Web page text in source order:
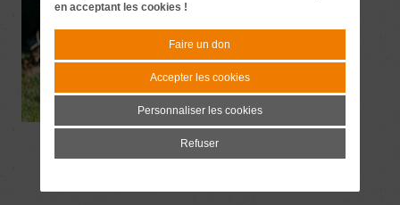
en acceptant les cookies !
Faire un don
Accepter les cookies
Personnaliser les cookies
Refuser